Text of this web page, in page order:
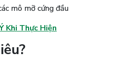
mô mỡ cứng đầu
Khi Thực Hiện
?